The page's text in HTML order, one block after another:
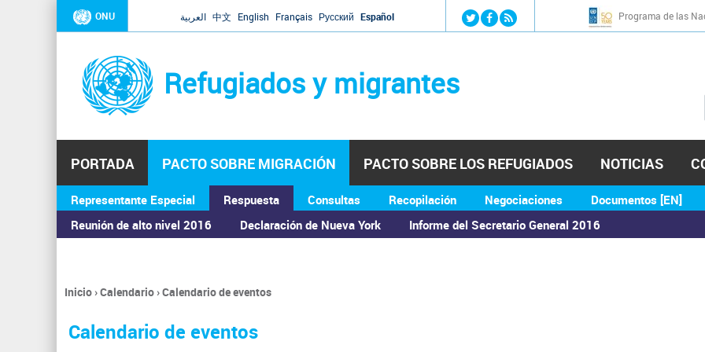
Jump to navigation
ONU العربية 中文 English Français Русский Español Programa de las
Refugiados y migrantes
PORTADA PACTO SOBRE MIGRACIÓN
Representante Especial
Respuesta
Reunión de alto nivel 2016
Declaración de Nueva York Informe del Secretario General 2016
Consultas Recopilación Negociaciones Documentos [EN]
PACTO SOBRE LOS REFUGIADOS NOTICIAS
ASAMBLEA GENERAL
Se
encuentra
usted
Inicio›Calendario›Calendario de eventos
Calendario de eventos